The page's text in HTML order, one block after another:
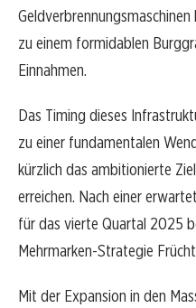
zu einem formidablen
Einnahmen.
Das Timing dieses
zu einer fundamentalen
kürzlich das ambitionierte
erreichen. Nach einer
für das vierte Quartal 2025
Mehrmarken-Strategie
Mit der Expansion in den